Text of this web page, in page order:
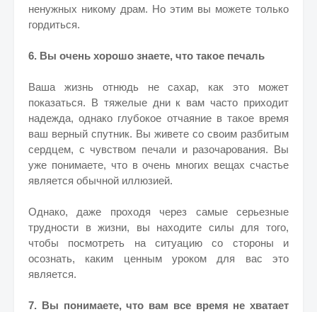
ненужных никому драм. Но этим вы можете только
гордиться.
6. Вы очень хорошо знаете, что такое печаль
Ваша жизнь отнюдь не сахар, как это может
показаться. В тяжелые дни к вам часто приходит
надежда, однако глубокое отчаяние в такое время
ваш верный спутник. Вы живете со своим разбитым
сердцем, с чувством печали и разочарования. Вы
уже понимаете, что в очень многих вещах счастье
является обычной иллюзией.
Однако, даже проходя через самые серьезные
трудности в жизни, вы находите силы для того,
чтобы посмотреть на ситуацию со стороны и
осознать, каким ценным уроком для вас это
является.
7. Вы понимаете, что вам все время не хватает